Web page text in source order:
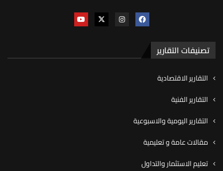
تصنيفات التقارير
التقارير الاقتصادية
التقارير الفنية
التقارير اليومية والاسبوعية
مقالات عامة و تعليمية
تعليم الاستثمار والتداول